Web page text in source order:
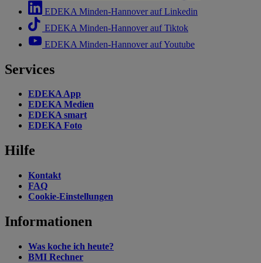
EDEKA Minden-Hannover auf Linkedin
EDEKA Minden-Hannover auf Tiktok
EDEKA Minden-Hannover auf Youtube
Services
EDEKA App
EDEKA Medien
EDEKA smart
EDEKA Foto
Hilfe
Kontakt
FAQ
Cookie-Einstellungen
Informationen
Was koche ich heute?
BMI Rechner